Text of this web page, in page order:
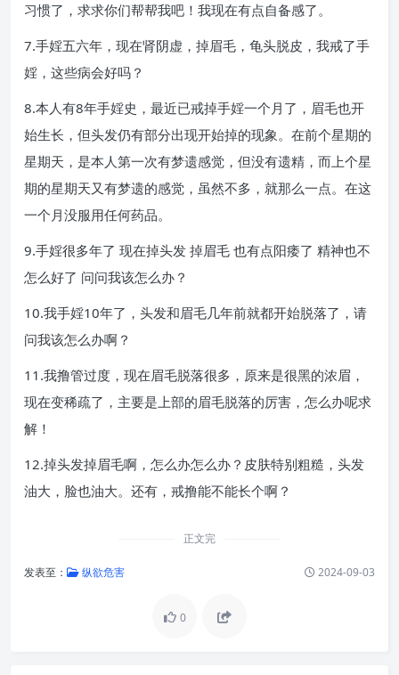
习惯了，求求你们帮帮我吧！我现在有点自备感了。
7.手婬五六年，现在肾阴虚，掉眉毛，龟头脱皮，我戒了手
婬，这些病会好吗？
8.本人有8年手婬史，最近已戒掉手婬一个月了，眉毛也开
始生长，但头发仍有部分出现开始掉的现象。在前个星期的
星期天，是本人第一次有梦遗感觉，但没有遗精，而上个星
期的星期天又有梦遗的感觉，虽然不多，就那么一点。在这
一个月没服用任何药品。
9.手婬很多年了 现在掉头发 掉眉毛 也有点阳痿了 精神也不
怎么好了 问问我该怎么办？
10.我手婬10年了，头发和眉毛几年前就都开始脱落了，请
问我该怎么办啊？
11.我撸管过度，现在眉毛脱落很多，原来是很黑的浓眉，
现在变稀疏了，主要是上部的眉毛脱落的厉害，怎么办呢求
解！
12.掉头发掉眉毛啊，怎么办怎么办？皮肤特别粗糙，头发
油大，脸也油大。还有，戒撸能不能长个啊？
正文完
发表至： 纵欲危害 2024-09-03
0